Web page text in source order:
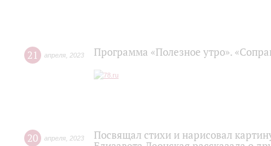
21 апреля 2023 Программа «Полезное утро».
20 апреля 2023
Посвящал стихи и нарисовал